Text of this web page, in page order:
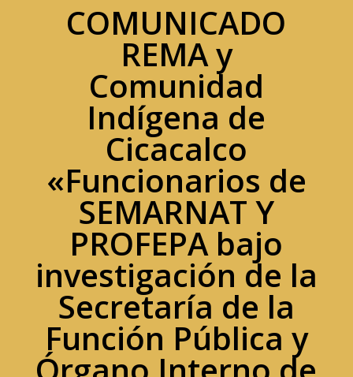
COMUNICADO
REMA y
Comunidad
Indígena de
Cicacalco
«Funcionarios de
SEMARNAT Y
PROFEPA bajo
investigación de la
Secretaría de la
Función Pública y